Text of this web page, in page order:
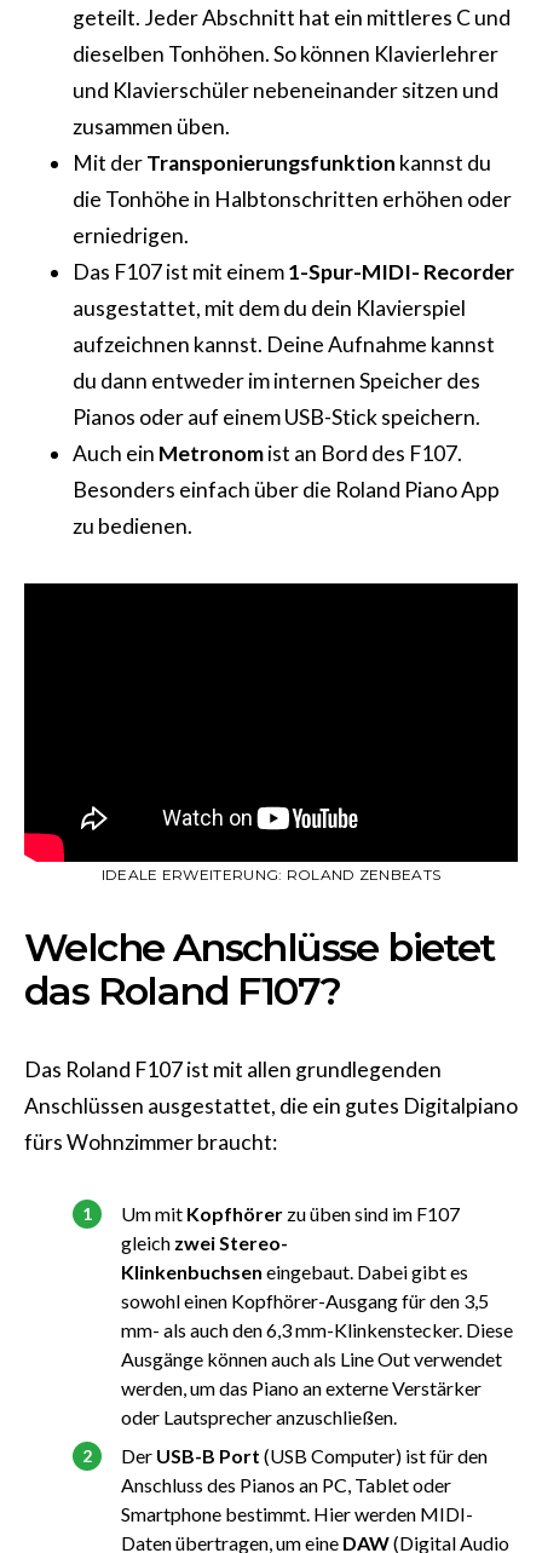
geteilt. Jeder Abschnitt hat ein mittleres C und
dieselben Tonhöhen. So können Klavierlehrer
und Klavierschüler nebeneinander sitzen und
zusammen üben.
Mit derTransponierungsfunktion kannst du
die Tonhöhe in Halbtonschritten erhöhen oder
erniedrigen.
Das F107 ist mit einem1-Spur-MIDI- Recorder
ausgestattet, mit dem du dein Klavierspiel
aufzeichnen kannst. Deine Aufnahme kannst
du dann entweder im internen Speicher des
Pianos oder auf einem USB-Stick speichern.
Auch ein Metronomist an Bord des F107.
Besonders einfach über die Roland Piano App
zu bedienen.
IDEALE ERWEITERUNG: ROLAND ZENBEATS
Welche Anschlüsse bietet
das Roland F107?
Das Roland F107 ist mit allen grundlegenden
Anschlüssen ausgestattet, die ein gutes Digitalpiano
fürs Wohnzimmer braucht:
Um mit Kopfhörer zu üben sind im F107
gleich zwei Stereo-
Klinkenbuchsen eingebaut. Dabei gibt es
sowohl einen Kopfhörer-Ausgang für den 3,5
mm- als auch den 6,3 mm-Klinkenstecker. Diese
Ausgänge können auch als Line Out verwendet
werden, um das Piano an externe Verstärker
oder Lautsprecher anzuschließen.
Der USB-B Port (USB Computer) ist für den
Anschluss des Pianos an PC, Tablet oder
Smartphone bestimmt. Hier werden MIDI-
Daten übertragen, um eine DAW(Digital Audio